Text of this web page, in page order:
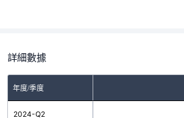
詳細數據
年度/季度
2024-Q2